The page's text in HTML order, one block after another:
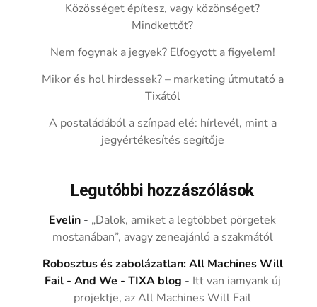
Közösséget építesz, vagy közönséget?
Mindkettőt?
Nem fogynak a jegyek? Elfogyott a figyelem!
Mikor és hol hirdessek? – marketing útmutató a
Tixától
A postaládából a színpad elé: hírlevél, mint a
jegyértékesítés segítője
Legutóbbi hozzászólások
Evelin - „Dalok, amiket a legtöbbet pörgetek
mostanában”, avagy zeneajánló a szakmától
Robosztus és zabolázatlan: All Machines Will
Fail - And We - TIXA blog - Itt van iamyank új
projektje, az All Machines Will Fail